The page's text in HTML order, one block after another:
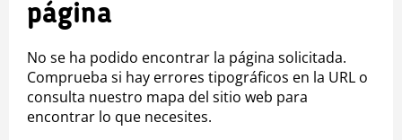
página
No se ha podido encontrar la página solicitada.
Comprueba si hay errores tipográficos en la URL o
consulta nuestro mapa del sitio web para
encontrar lo que necesites.